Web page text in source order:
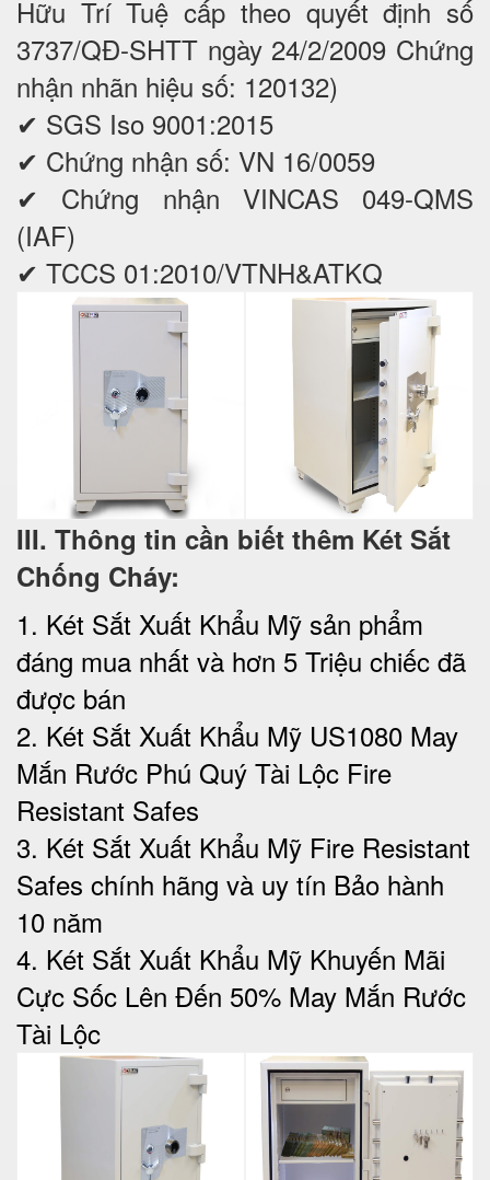
Hữu Trí Tuệ cấp theo quyết định số
3737/QĐ-SHTT ngày 24/2/2009 Chứng
nhận nhãn hiệu số: 120132)
✔ SGS Iso 9001:2015
✔ Chứng nhận số: VN 16/0059
✔ Chứng nhận VINCAS 049-QMS
(IAF)
✔ TCCS 01:2010/VTNH&ATKQ
III. Thông tin cần biết thêm Két Sắt
Chống Cháy:
1. Két Sắt Xuất Khẩu Mỹ sản phẩm
đáng mua nhất và hơn 5 Triệu chiếc đã
được bán
2. Két Sắt Xuất Khẩu Mỹ US1080 May
Mắn Rước Phú Quý Tài Lộc‎ Fire
Resistant Safes
3. Két Sắt Xuất Khẩu Mỹ Fire Resistant
Safes chính hãng và uy tín Bảo hành
10 năm
4. Két Sắt Xuất Khẩu Mỹ Khuyến Mãi
Cực Sốc Lên Đến 50%‎ May Mắn Rước
Tài Lộc